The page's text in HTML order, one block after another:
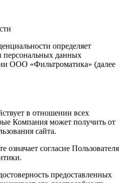
определяет
персональных данных
ООО «Фильтроматика» (далее
в отношении всех
Компания может получить от
сайта.
означает согласие Пользователя
предоставленных